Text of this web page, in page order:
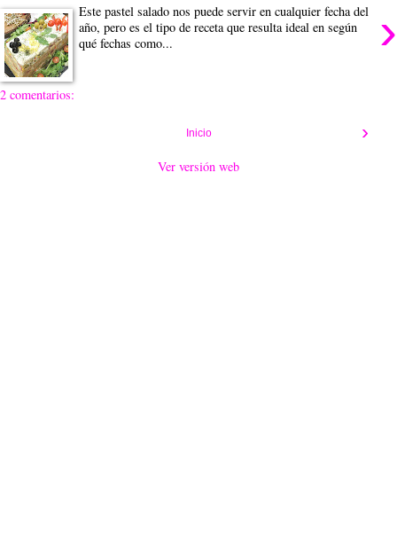
›
Este pastel salado nos puede servir en cualquier fecha del
año, pero es el tipo de receta que resulta ideal en según
qué fechas como...
2 comentarios:
›
Inicio
Ver versión web